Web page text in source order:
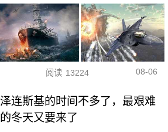
阅读 13224 08-06
泽连斯基的时间不多了，最艰难
的冬天又要来了